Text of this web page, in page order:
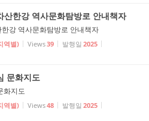
산한강 역사문화탐방로 안내책자
강 역사문화탐방로 안내책자
역별) Views39 발행일 2025
문화지도
화지도
역별) Views48 발행일 2025